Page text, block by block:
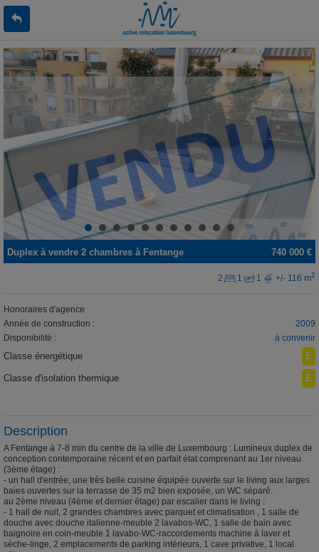
740 000 €
Duplex à vendre 2 chambres à Fentange
2 1 1 +/- 116 m2
Honoraires d'agence
Année de construction :
2009
Disponibilité :
à convenir
Classe énergétique E
Classe d'isolation thermique E
Description
A Fentange à 7-8 min du centre de la ville de Luxembourg : Lumineux duplex de
conception contemporaine récent et en parfait état comprenant au 1er niveau
(3ème étage) :
- un hall d'entrée, une très belle cuisine équipée ouverte sur le living aux larges
baies ouvertes sur la terrasse de 35 m2 bien exposée, un WC séparé.
au 2ème niveau (4ème et dernier étage) par escalier dans le living :
- 1 hall de nuit, 2 grandes chambres avec parquet et climatisation , 1 salle de
douche avec douche italienne-meuble 2 lavabos-WC, 1 salle de bain avec
baignoire en coin-meuble 1 lavabo-WC-raccordements machine à laver et
sèche-linge, 2 emplacements de parking intérieurs, 1 cave privative, 1 local